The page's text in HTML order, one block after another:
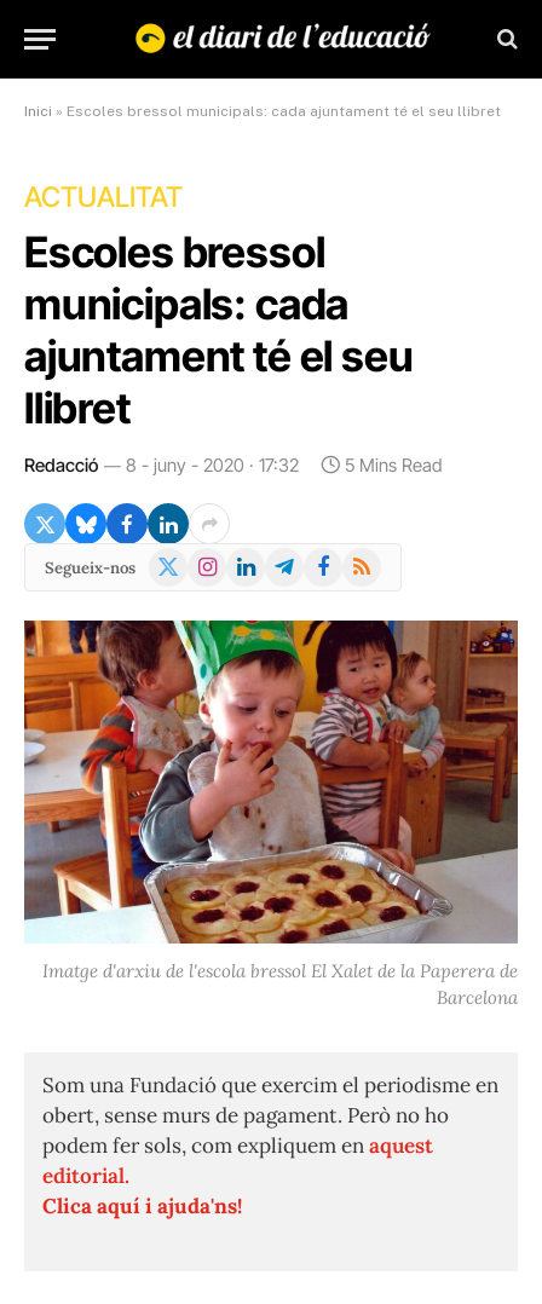
Inici » Escoles bressol municipals: cada ajuntament té el seu llibret
ACTUALITAT
Escoles bressol
municipals: cada
ajuntament té el seu
llibret
Redacció 8 - juny - 2020 · 17:32 5 Mins Read
Segueix-nos
X
Instagram
LinkedInTelegramFacebook
RSS
Imatge d'arxiu de l'escola bressol El Xalet de la Paperera de
Barcelona
Som una Fundació que exercim el periodisme en
obert, sense murs de pagament. Però no ho
podem fer sols, com expliquem enaquest
editorial.
Clica aquí i ajuda'ns!